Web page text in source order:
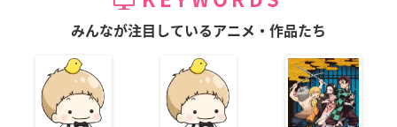
みんなが注目しているアニメ・作品たち